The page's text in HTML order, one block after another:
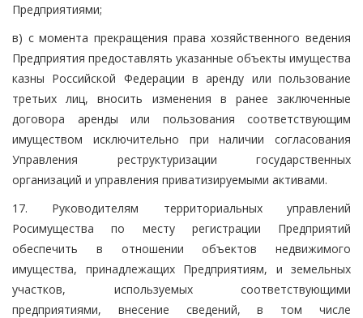
Предприятиями;
в) с момента прекращения права хозяйственного ведения
Предприятия предоставлять указанные объекты имущества
казны Российской Федерации в аренду или пользование
третьих лиц, вносить изменения в ранее заключенные
договора аренды или пользования соответствующим
имуществом исключительно при наличии согласования
Управления реструктуризации государственных
организаций и управления приватизируемыми активами.
17. Руководителям территориальных управлений
Росимущества по месту регистрации Предприятий
обеспечить в отношении объектов недвижимого
имущества, принадлежащих Предприятиям, и земельных
участков, используемых соответствующими
предприятиями, внесение сведений, в том числе